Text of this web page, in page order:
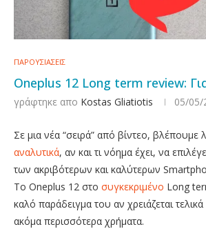
ΠΑΡΟΥΣΙΑΣΕΙΣ
Oneplus 12 Long term review:
γράφτηκε απο Kostas Gliatiotis 05/05/
Σε μια νέα “σειρά” από βίντεο, βλέπουμε
αναλυτικά, αν και τι νόημα έχει, να
των ακριβότερων και καλύτερων
Το Oneplus 12 στο συγκεκριμένο Long
καλό παράδειγμα του αν χρειάζεται
ακόμα περισσότερα χρήματα.